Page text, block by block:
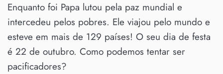
Enquanto foi Papa lutou pela paz mundial e
intercedeu pelos pobres. Ele viajou pelo mundo e
esteve em mais de 129 países! O seu dia de festa
é 22 de outubro. Como podemos tentar ser
pacificadores?